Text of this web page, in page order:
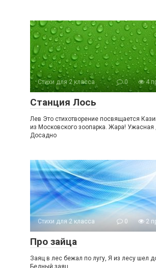
Стихи для 2 класса 0 4
Станция Лось
Лев Это стихотворение посвящается
из Московского зоопарка. Жара! Ужасная
Досадно
Стихи для 2 класса 0 2
Про зайца
Заяц в лес бежал по лугу, Я из лесу шел
Бедный заяц